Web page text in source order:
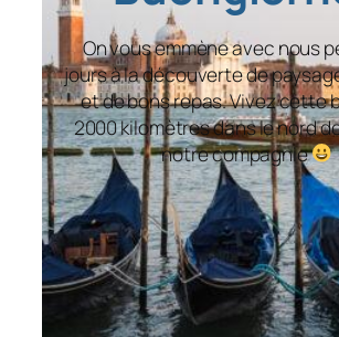
On vous emmène avec nous
jours à la découverte de
et de bons repas. Vivez cette
2000 kilomètres dans le nord
notre compagnie